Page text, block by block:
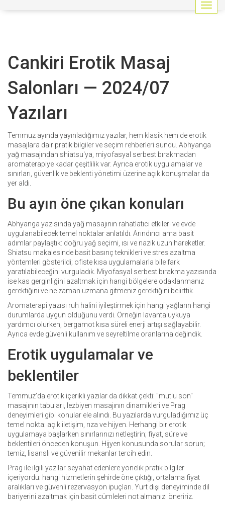
G
e
a
p
Cankiri Erotik Masaj
Salonları — 2024/07
Yazıları
Temmuz ayında yayınladığımız yazılar, hem klasik hem de erotik
masajlara dair pratik bilgiler ve seçim rehberleri sundu. Abhyanga
yağ masajından shiatsu'ya, miyofasyal serbest bırakmadan
aromaterapiye kadar çeşitlilik var. Ayrıca erotik uygulamalar ve
sınırları, güvenlik ve beklenti yönetimi üzerine açık konuşmalar da
yer aldı.
Bu ayın öne çıkan konuları
Abhyanga yazısında yağ masajının rahatlatıcı etkileri ve evde
uygulanabilecek temel noktalar anlatıldı. Arındırıcı ama basit
adımlar paylaştık: doğru yağ seçimi, ısı ve nazik uzun hareketler.
Shiatsu makalesinde basit basınç teknikleri ve stres azaltma
yöntemleri gösterildi; ofiste kısa uygulamalarla bile fark
yaratılabileceğini vurguladık. Miyofasyal serbest bırakma yazısında
ise kas gerginliğini azaltmak için hangi bölgelere odaklanmanız
gerektiğini ve ne zaman uzmana gitmeniz gerektiğini belirttik.
Aromaterapi yazısı ruh halini iyileştirmek için hangi yağların hangi
durumlarda uygun olduğunu verdi. Örneğin lavanta uykuya
yardımcı olurken, bergamot kısa süreli enerji artışı sağlayabilir.
Ayrıca evde güvenli kullanım ve seyreltilme oranlarına değindik.
Erotik uygulamalar ve
beklentiler
Temmuz’da erotik içerikli yazılar da dikkat çekti: "mutlu son"
masajının tabuları, lezbiyen masajının dinamikleri ve Prag
deneyimleri gibi konular ele alındı. Bu yazılarda vurguladığımız üç
temel nokta: açık iletişim, rıza ve hijyen. Herhangi bir erotik
uygulamaya başlarken sınırlarınızı netleştirin; fiyat, süre ve
beklentileri önceden konuşun. Hijyen konusunda sorular sorun;
temiz, lisanslı ve güvenilir mekanlar tercih edin.
Prag ile ilgili yazılar seyahat edenlere yönelik pratik bilgiler
içeriyordu: hangi hizmetlerin şehirde öne çıktığı, ortalama fiyat
aralıkları ve güvenli rezervasyon ipuçları. Yurt dışı deneyiminde dil
bariyerini azaltmak için basit cümleleri not almanızı öneririz.